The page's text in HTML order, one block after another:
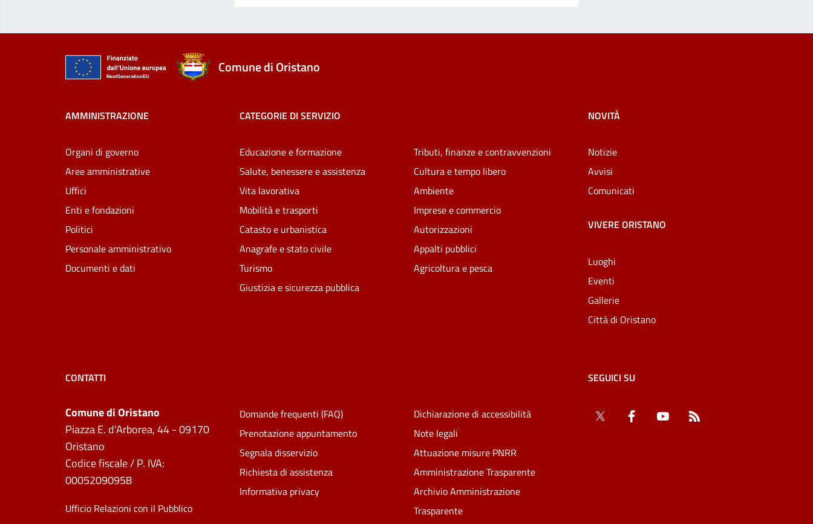
Comune di Oristano
AMMINISTRAZIONE
Organi di governo
Aree amministrative
Uffici
Enti e fondazioni
Politici
Personale amministrativo
Documenti e dati
CATEGORIE DI SERVIZIO
Educazione e formazione
Salute, benessere e assistenza
Vita lavorativa
Mobilità e trasporti
Catasto e urbanistica
Anagrafe e stato civile
Turismo
Giustizia e sicurezza pubblica
Tributi, finanze e contravvenzioni
Cultura e tempo libero
Ambiente
Imprese e commercio
Autorizzazioni
Appalti pubblici
Agricoltura e pesca
NOVITÀ
Notizie
Avvisi
Comunicati
VIVERE ORISTANO
Luoghi
Eventi
Gallerie
Città di Oristano
CONTATTI
Comune di Oristano
Piazza E. d'Arborea, 44 - 09170
Oristano
Codice fiscale / P. IVA:
00052090958
Ufficio Relazioni con il Pubblico
Domande frequenti (FAQ)
Prenotazione appuntamento
Segnala disservizio
Richiesta di assistenza
Informativa privacy
Dichiarazione di accessibilità
Note legali
Attuazione misure PNRR
Amministrazione Trasparente
Archivio Amministrazione
Trasparente
SEGUICI SU
Twitter Facebook YouTube